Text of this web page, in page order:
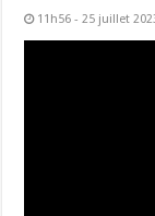
11h56 - 25 juillet